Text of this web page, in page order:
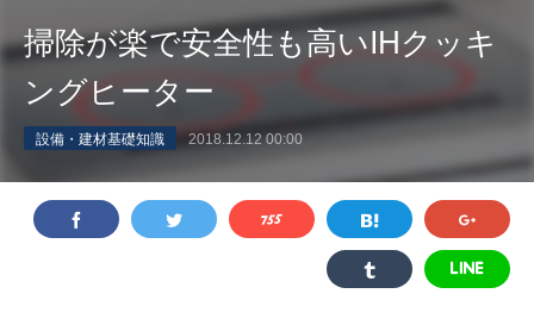
プライバシーポリシー 利用規約 会社概要
掃除が楽で安全性も高いIHクッキ
ングヒーター
設備・建材基礎知識 2018.12.12 00:00